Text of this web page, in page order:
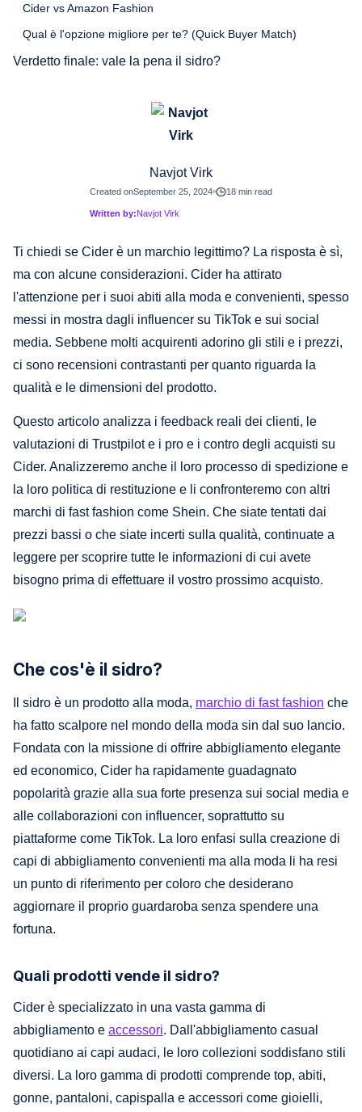
Navjot Virk
Created onSeptember 25, 2024 18 min read
Written by:Navjot Virk
Ti chiedi se Cider è un marchio legittimo? La risposta è sì,
ma con alcune considerazioni. Cider ha attirato
l'attenzione per i suoi abiti alla moda e convenienti, spesso
messi in mostra dagli influencer su TikTok e sui social
media. Sebbene molti acquirenti adorino gli stili e i prezzi,
ci sono recensioni contrastanti per quanto riguarda la
qualità e le dimensioni del prodotto.
Questo articolo analizza i feedback reali dei clienti, le
valutazioni di Trustpilot e i pro e i contro degli acquisti su
Cider. Analizzeremo anche il loro processo di spedizione e
la loro politica di restituzione e li confronteremo con altri
marchi di fast fashion come Shein. Che siate tentati dai
prezzi bassi o che siate incerti sulla qualità, continuate a
leggere per scoprire tutte le informazioni di cui avete
bisogno prima di effettuare il vostro prossimo acquisto.
Che cos'è il sidro?
Il sidro è un prodotto alla moda, marchio di fast fashion che
ha fatto scalpore nel mondo della moda sin dal suo lancio.
Fondata con la missione di offrire abbigliamento elegante
ed economico, Cider ha rapidamente guadagnato
popolarità grazie alla sua forte presenza sui social media e
alle collaborazioni con influencer, soprattutto su
piattaforme come TikTok. La loro enfasi sulla creazione di
capi di abbigliamento convenienti ma alla moda li ha resi
un punto di riferimento per coloro che desiderano
aggiornare il proprio guardaroba senza spendere una
fortuna.
Quali prodotti vende il sidro?
Cider è specializzato in una vasta gamma di
abbigliamento e accessori. Dall'abbigliamento casual
quotidiano ai capi audaci, le loro collezioni soddisfano stili
diversi. La loro gamma di prodotti comprende top, abiti,
gonne, pantaloni, capispalla e accessori come gioielli,
Cider vs Amazon Fashion
Qual è l'opzione migliore per te? (Quick Buyer Match)
Verdetto finale: vale la pena il sidro?